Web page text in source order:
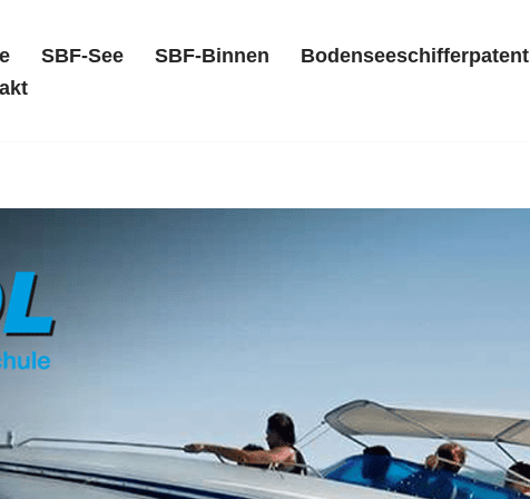
SBF-See SBF-Binnen Bodenseeschifferpatent